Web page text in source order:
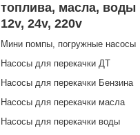
топлива, масла, воды
12v, 24v, 220v
Мини помпы, погружные насосы
Насосы для перекачки ДТ
Насосы для перекачки Бензина
Насосы для перекачки масла
Насосы для перекачки воды